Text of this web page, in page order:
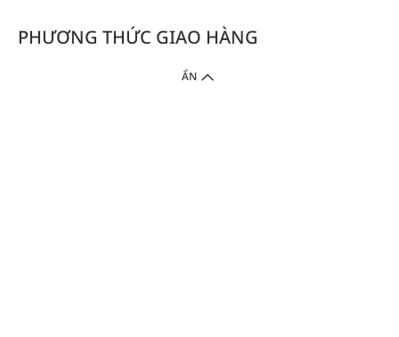
PHƯƠNG THỨC GIAO HÀNG
ẨN